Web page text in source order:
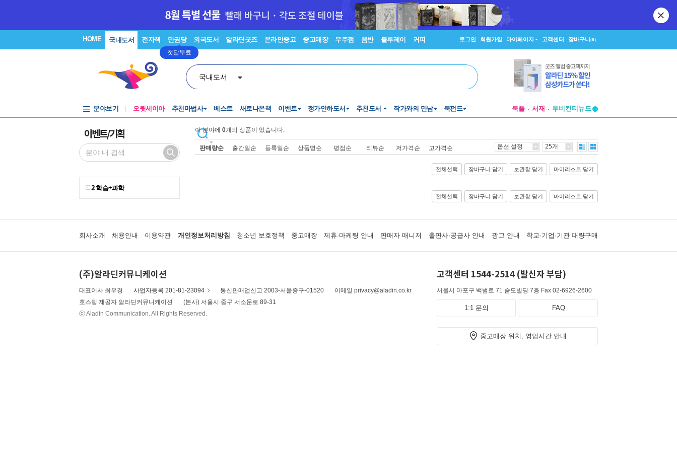
HOME 국내도서 전자책 만권당
첫달무료
외국도서 알라딘굿즈 온라인중고 중고매장 우주점 음반 블루레이 커피 로그인 회원가입 마이페이지 고객센터 장바구니(0)
국내도서
분야보기 오뒷세이아 추천마법사 베스트 새로나온책 이벤트 정가인하도서 추천도서 작가와의 만남 북펀드 북플 서재
투비컨티뉴드
이벤트/기획
2 학습+과학
이 분야에 0개의 상품이 있습니다.
판매량순 출간일순 등록일순 상품명순 평점순 리뷰순 저가격순 고가격순 옵션 설정 25개
전체선택 장바구니 담기 보관함 담기 마이리스트 담기
전체선택 장바구니 담기 보관함 담기 마이리스트 담기
회사소개 채용안내 이용약관 개인정보처리방침 청소년 보호정책 중고매장 제휴·마케팅 안내 판매자 매니저 출판사·공급사 안내 광고 안내 학교·기업·기관 대량구매
(주)알라딘커뮤니케이션
대표이사 최우경 사업자등록 201-81-23094 통신판매업신고 2003-서울중구-01520
이메일 privacy@aladin.co.kr
호스팅 제공자 알라딘커뮤니케이션
(본사) 서울시 중구 서소문로 89-31
ⓒ Aladin Communication. All Rights Reserved.
고객센터 1544-2514 (발신자 부담)
서울시 마포구 백범로 71 숨도빌딩 7층 Fax 02-6926-2600
1:1 문의 FAQ
중고매장 위치, 영업시간 안내